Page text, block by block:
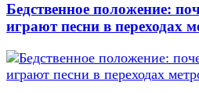
Бедственное положение:
играют песни в переходах